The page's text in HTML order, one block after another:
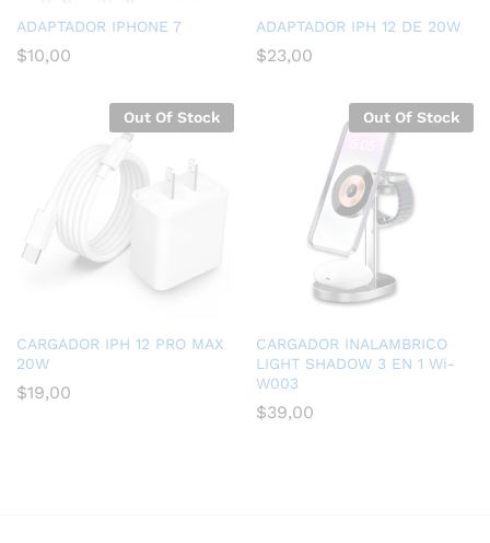
ADAPTADOR IPHONE 7
$10,00
ADAPTADOR IPH 12 DE 20W
$23,00
Out Of Stock
CARGADOR IPH 12 PRO MAX
20W
$19,00
Out Of Stock
CARGADOR INALAMBRICO
LIGHT SHADOW 3 EN 1 Wi-
W003
$39,00